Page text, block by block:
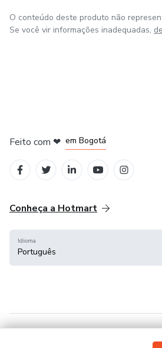
O conteúdo deste produto não
Se você vir informações inadequadas,
Feito com ❤ em Bogotá
Conheça a Hotmart
Idioma
Português